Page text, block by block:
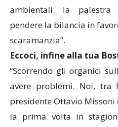
ambientali: la
pendere la bilancia in
scaramanzia”.
Eccoci, infine alla tua
“Scorrendo gli organici
avere problemi. Noi, tra
presidente Ottavio Missoni
la prima volta in